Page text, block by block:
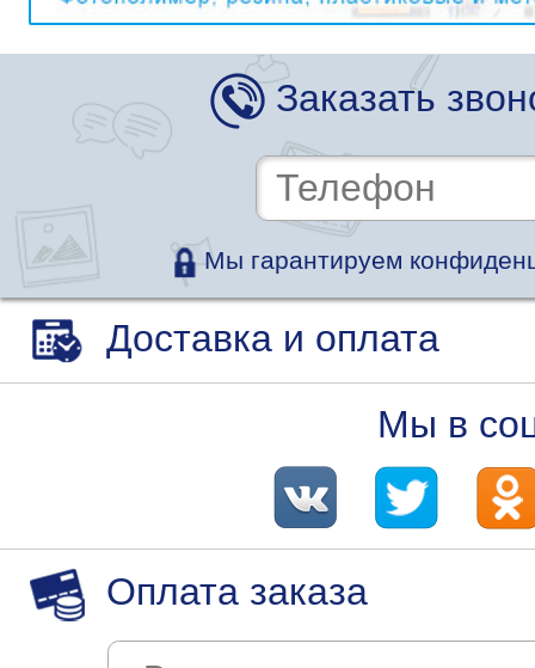
Заказать
Мы гарантируем
Доставка и оплата
Мы в
Оплата заказа